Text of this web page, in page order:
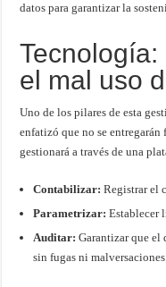
datos para garantizar la
el mal uso
Uno de los pilares de esta
enfatizó que no se
gestionará a través de una
Contabilizar: Registrar el
Parametrizar: Establecer
Auditar: Garantizar que
sin fugas ni